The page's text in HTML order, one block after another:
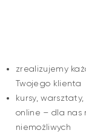
zrealizujemy
Twojego klienta
kursy,
online – dla nas
niemożliwych